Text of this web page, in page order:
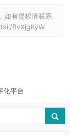
如有侵权请联系
BvXjgKyW
化平台